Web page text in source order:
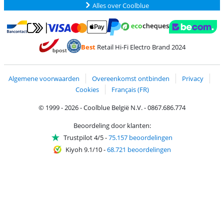
Alles over Coolblue
Betalen met Bancontact
Betalen met MasterCard en Visa via ClickToPay
BestRetail Hi-Fi Electro Brand 2024
Algemene voorwaarden Overeenkomst ontbinden
Privacy
Cookies
Français (FR)
© 1999 - 2026 - Coolblue België N.V. - 0867.686.774
Beoordeling door klanten:
Trustpilot 4/5-75.157 beoordelingen
Kiyoh 9.1/10-68.721 beoordelingen